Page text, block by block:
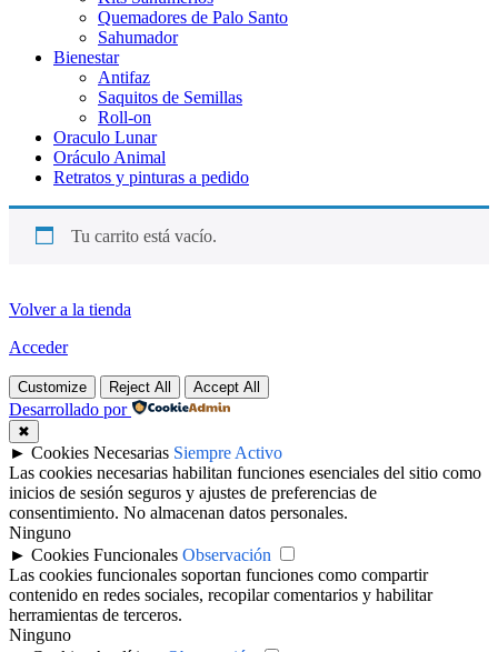
Quemadores de Palo Santo
Sahumador
Bienestar
Antifaz
Saquitos de Semillas
Roll-on
Oraculo Lunar
Oráculo Animal
Retratos y pinturas a pedido
Tu carrito está vacío.
Volver a la tienda
Acceder
Customize Reject All Accept All
Desarrollado por
✖
► Cookies Necesarias Siempre Activo
Las cookies necesarias habilitan funciones esenciales del sitio como
inicios de sesión seguros y ajustes de preferencias de
consentimiento. No almacenan datos personales.
Ninguno
► Cookies Funcionales Observación
Las cookies funcionales soportan funciones como compartir
contenido en redes sociales, recopilar comentarios y habilitar
herramientas de terceros.
Ninguno